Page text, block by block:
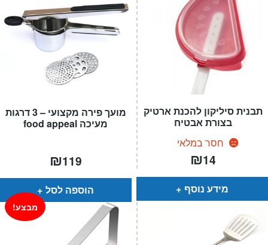
מועך פירה מקצועי – 3 דרגות
מעיכה food appeal
₪119
הוספה לסל
תבנית סיליקון להכנת ארטיק
בצורת אבטיח
חסר במלאי
₪14
מידע נוסף
מבצע!